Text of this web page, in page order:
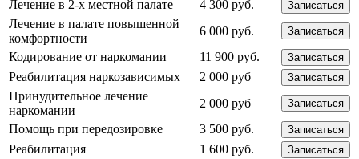
Лечение в 2-х местной палате 4 300 руб. Записаться
Лечение в палате повышенной
комфортности
6 000 руб. Записаться
Кодирование от наркомании 11 900 руб. Записаться
Реабилитация наркозависимых 2 000 руб Записаться
Принудительное лечение
наркомании
2 000 руб Записаться
Помощь при передозировке 3 500 руб. Записаться
Реабилитация 1 600 руб. Записаться